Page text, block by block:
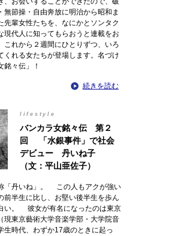
無節操・自由奔放に明治から昭和ま
先輩女性たちを、なにかとソンタク
現代人に知ってもらおうと連載をお
これから２週間にひとりずつ、いろ
くれる女たちが登場します。名づけ
銘々伝」！
続きを読む
lifestyle
バンカラ女銘々伝 第２
回 「水銀事件」で社会
デビュー 丹いね子
（文：平山亜佐子）
「丹いね」。 この人もアクが強い
前半生に比し、お堅い後半生を歩ん
い。 彼女が有名になったのは東京
現東京藝術大学音楽学部・大学院音
生時代、わずか17歳のときに起っ